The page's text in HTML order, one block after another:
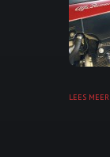
LEES MEER